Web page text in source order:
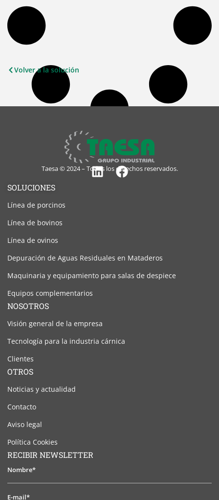
Volver a la solución
Taesa © 2024 – Todos los derechos reservados.
SOLUCIONES
Línea de porcinos
Línea de bovinos
Línea de ovinos
Depuración de Aguas Residuales en Mataderos
Maquinaria y equipamiento para salas de despiece
Equipos complementarios
NOSOTROS
Visión general de la empresa
Tecnología para la industria cárnica
Clientes
OTROS
Noticias y actualidad
Contacto
Aviso legal
Política Cookies
RECIBIR NEWSLETTER
Nombre*
E-